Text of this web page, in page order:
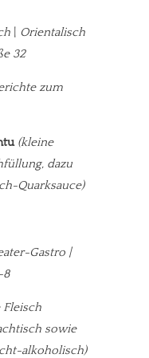
Orientalisch
32
zum
(kleine
dazu
Quarksauce)
Gastro |
8
sowie
alkoholisch)